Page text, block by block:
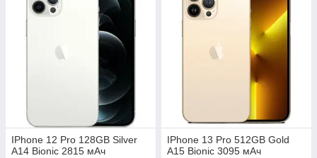
IPhone 12 Pro 128GB Silver
A14 Bionic 2815 мАч
IPhone 13 Pro 512GB Gold
A15 Bionic 3095 мАч